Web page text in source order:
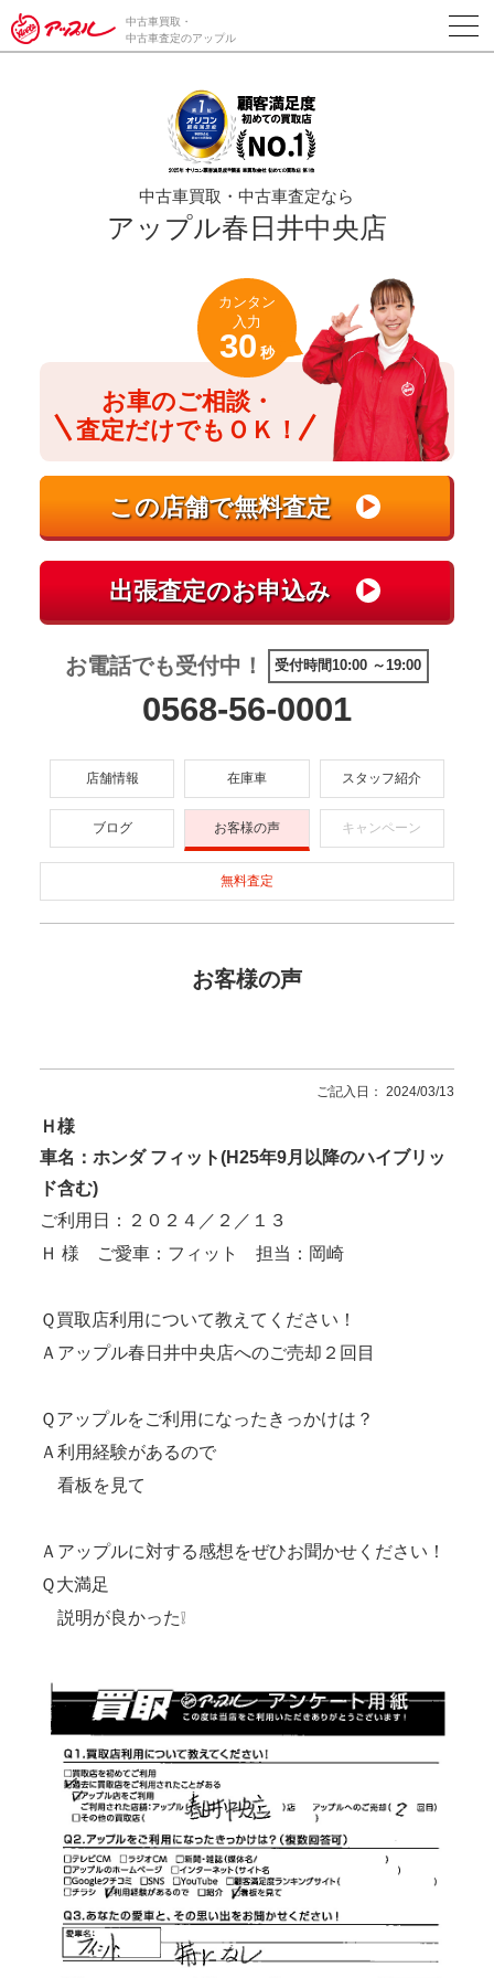
/*ABテスト_新規査定フォームの為のCVボタン*/
中古車買取・
中古車査定のアップル
中古車買取・中古車査定なら
アップル春日井中央店
お車のご相談・
査定だけでもＯＫ！
カンタン
入力
30 秒
お電話でも受付中！ 受付時間10:00 ～19:00
0568-56-0001
店舗情報 在庫車 スタッフ紹介
ブログ お客様の声 キャンペーン
無料査定
お客様の声
ご記入日： 2024/03/13
Ｈ様
車名：ホンダ フィット(H25年9月以降のハイブリッ
ド含む)
ご利用日：２０２４／２／１３
Ｈ 様 ご愛車：フィット 担当：岡崎
Ｑ買取店利用について教えてください！
Ａアップル春日井中央店へのご売却２回目
Ｑアップルをご利用になったきっかけは？
Ａ利用経験があるので
看板を見て
Ａアップルに対する感想をぜひお聞かせください！
Ｑ大満足
説明が良かった❕